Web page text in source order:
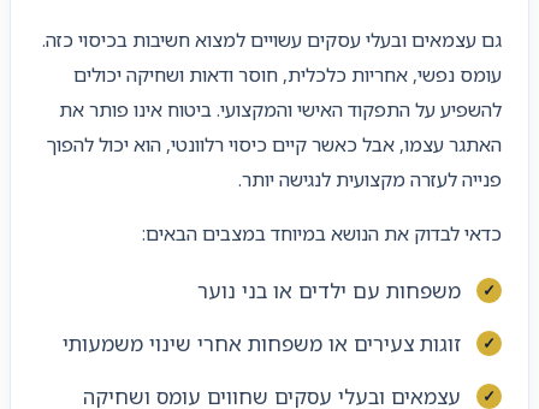
גם עצמאים ובעלי עסקים עשויים למצוא חשיבות בכיסוי כזה.
עומס נפשי, אחריות כלכלית, חוסר ודאות ושחיקה יכולים
להשפיע על התפקוד האישי והמקצועי. ביטוח אינו פותר את
האתגר עצמו, אבל כאשר קיים כיסוי רלוונטי, הוא יכול להפוך
פנייה לעזרה מקצועית לנגישה יותר.
כדאי לבדוק את הנושא במיוחד במצבים הבאים:
משפחות עם ילדים או בני נוער
זוגות צעירים או משפחות אחרי שינוי משמעותי
עצמאים ובעלי עסקים שחווים עומס ושחיקה